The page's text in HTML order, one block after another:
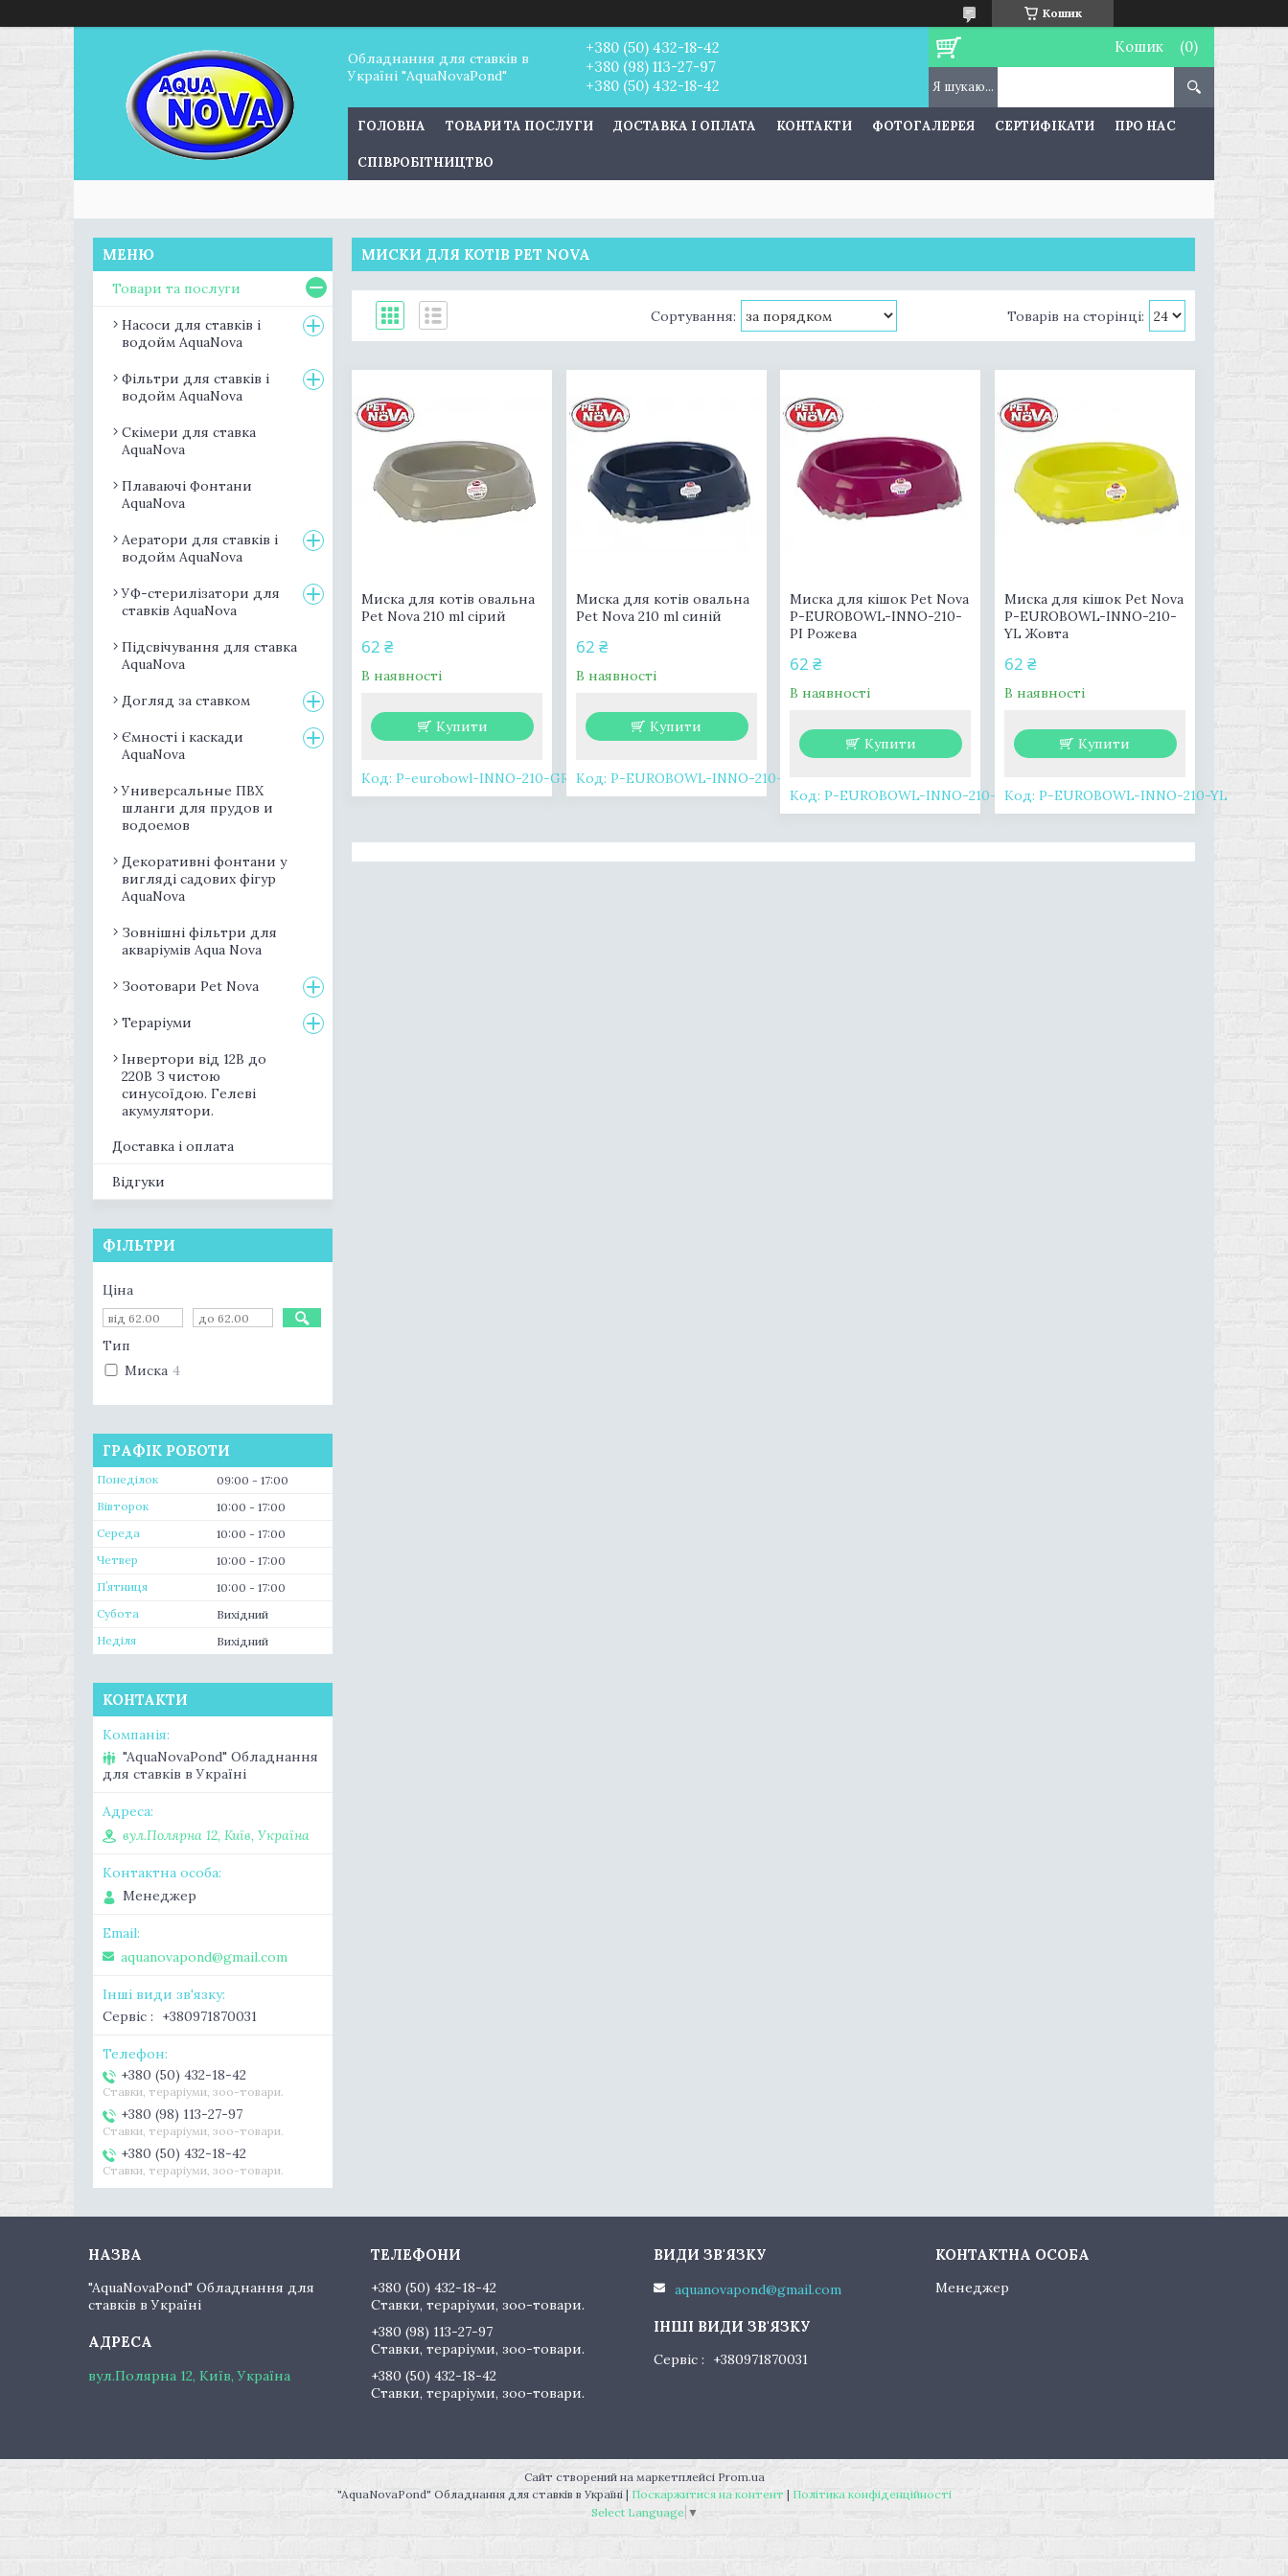
Кошик
Обладнання для ставків в
Україні "AquaNovaPond"
+380 (50) 432-18-42
+380 (98) 113-27-97
+380 (50) 432-18-42
Кошик
ГОЛОВНА ТОВАРИ ТА ПОСЛУГИ ДОСТАВКА І ОПЛАТА КОНТАКТИ ФОТОГАЛЕРЕЯ СЕРТИФІКАТИ ПРО НАС
СПІВРОБІТНИЦТВО
МИСКИ ДЛЯ КОТІВ PET NOVA
Миска для котів овальна
Pet Nova 210 ml сірий
62 ₴
В наявності
Купити
P-eurobowl-INNO-210-GR
Миска для котів овальна
Pet Nova 210 ml синій
62 ₴
В наявності
Купити
P-EUROBOWL-INNO-210-BL
Миска для кішок Pet Nova
P-EUROBOWL-INNO-210-
PI Рожева
62 ₴
В наявності
Купити
P-EUROBOWL-INNO-210-PI
Миска для кішок Pet Nova
P-EUROBOWL-INNO-210-
YL Жовта
62 ₴
В наявності
Купити
P-EUROBOWL-INNO-210-YL
Товари та послуги
Насоси для ставків і
водойм AquaNova
Фільтри для ставків і
водойм AquaNova
Скімери для ставка
AquaNova
Плаваючі Фонтани
AquaNova
Аератори для ставків і
водойм AquaNova
УФ-стерилізатори для
ставків AquaNova
Підсвічування для ставка
AquaNova
Догляд за ставком
Ємності і каскади
AquaNova
Универсальные ПВХ
шланги для прудов и
водоемов
Декоративні фонтани у
вигляді садових фігур
AquaNova
Зовнішні фільтри для
акваріумів Aqua Nova
Зоотовари Pet Nova
Тераріуми
Інвертори від 12В до
220В З чистою
синусоїдою. Гелеві
акумулятори.
Доставка і оплата
Відгуки
ФІЛЬТРИ
Ціна
Тип
Миска 4
ГРАФІК РОБОТИ
Понеділок 09:00
17:00
Вівторок
10:00
17:00
Середа
10:00
17:00
Четвер
10:00
17:00
Пʼятниця
10:00
17:00
Субота
Вихідний
Неділя
Вихідний
КОНТАКТИ
"AquaNovaPond" Обладнання
для ставків в Україні
вул.Полярна 12, Київ, Україна
Менеджер
aquanovapond@gmail.com
Сервіс +380971870031
+380 (50) 432-18-42
Ставки, тераріуми, зоо-товари.
+380 (98) 113-27-97
Ставки, тераріуми, зоо-товари.
+380 (50) 432-18-42
Ставки, тераріуми, зоо-товари.
"AquaNovaPond" Обладнання для
ставків в Україні
вул.Полярна 12, Київ, Україна
+380 (50) 432-18-42
Ставки, тераріуми, зоо-товари.
+380 (98) 113-27-97
Ставки, тераріуми, зоо-товари.
+380 (50) 432-18-42
Ставки, тераріуми, зоо-товари.
aquanovapond@gmail.com
Сервіс +380971870031
Менеджер
Сайт створений на маркетплейсі Prom.ua
"AquaNovaPond" Обладнання для ставків в Україні | Поскаржитися на контент | Політика конфіденційності
Select Language ▼